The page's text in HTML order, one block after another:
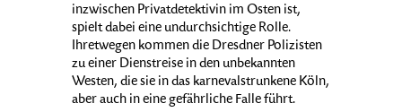
inzwischen Privatdetektivin im Osten ist,
spielt dabei eine undurchsichtige Rolle.
Ihretwegen kommen die Dresdner Polizisten
zu einer Dienstreise in den unbekannten
Westen, die sie in das karnevalstrunkene Köln,
aber auch in eine gefährliche Falle führt.